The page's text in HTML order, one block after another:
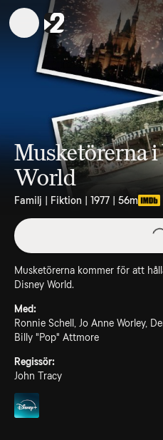
Musketörerna
World
Familj | Fiktion | 1977 | 56m
Musketörerna kommer för att
Disney World.
Med:
Ronnie Schell, Jo Anne Worley,
Billy "Pop" Attmore
Regissör:
John Tracy